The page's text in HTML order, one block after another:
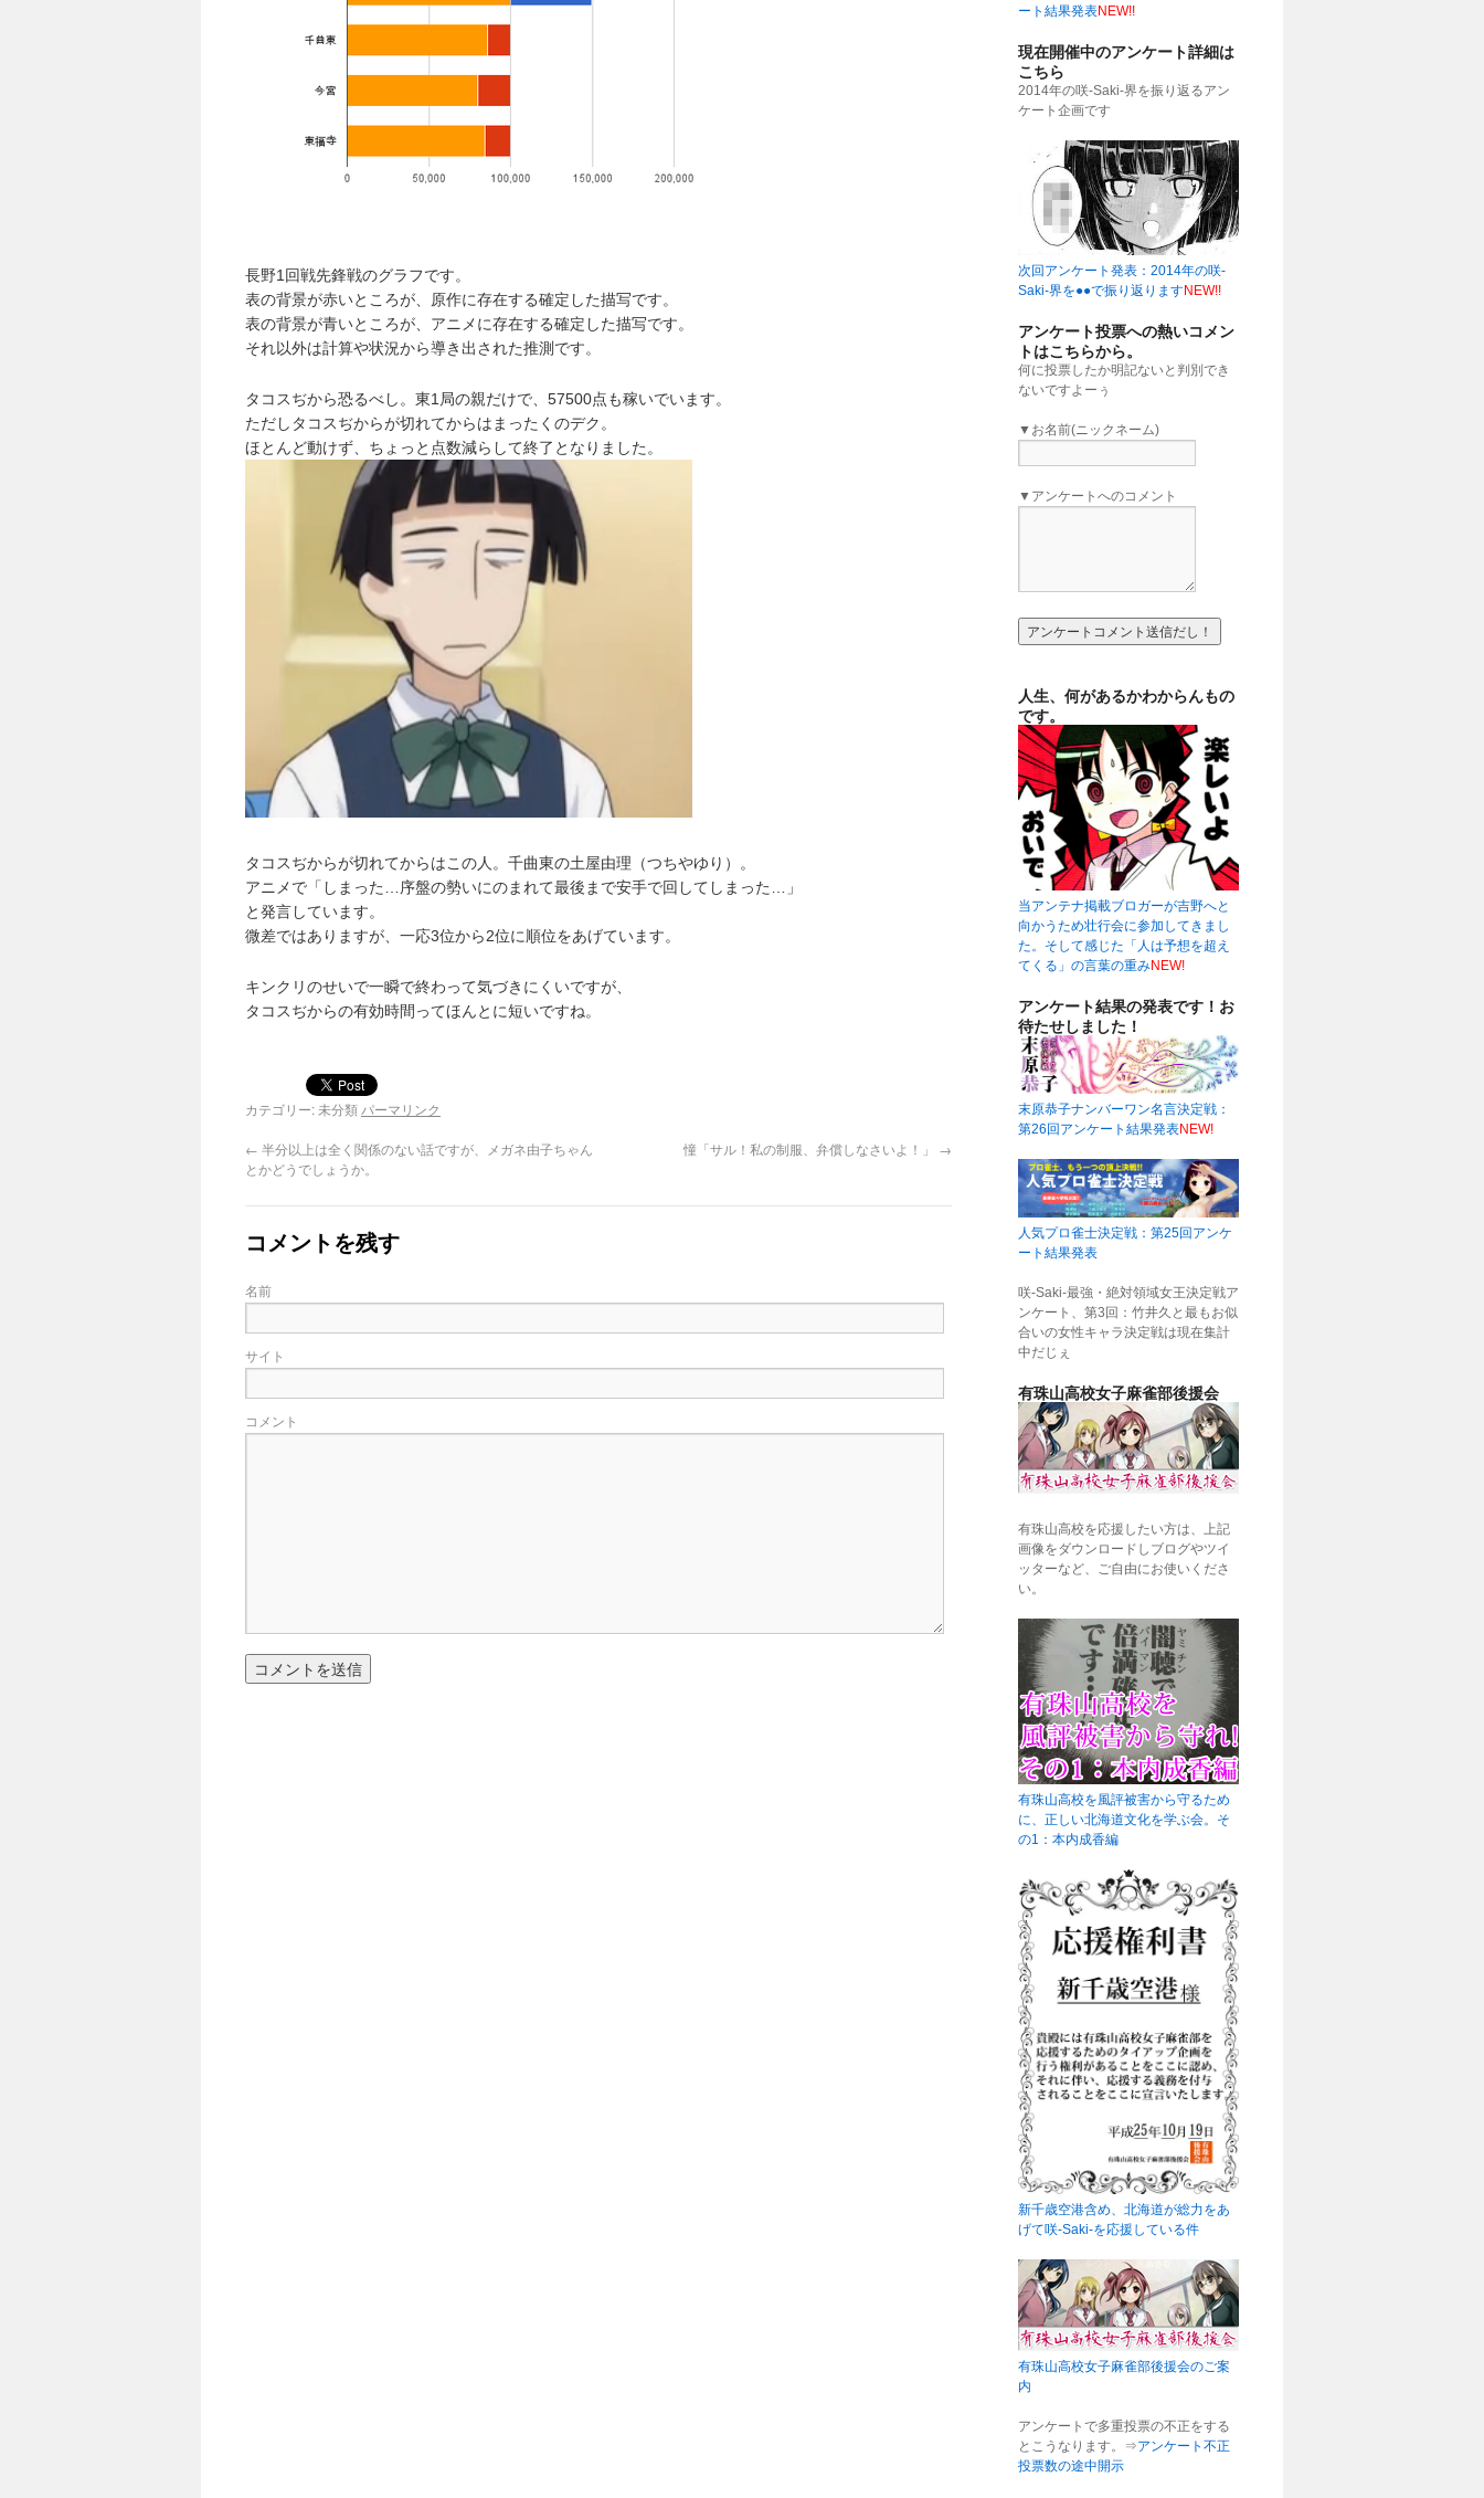
長野1回戦先鋒戦のグラフです。
表の背景が赤いところが、原作に存在する確定した描写です。
表の背景が青いところが、アニメに存在する確定した描写です。
それ以外は計算や状況から導き出された推測です。
タコスぢから恐るべし。東1局の親だけで、57500点も稼いでいます。
ただしタコスぢからが切れてからはまったくのデク。
ほとんど動けず、ちょっと点数減らして終了となりました。
タコスぢからが切れてからはこの人。千曲東の土屋由理（つちやゆり）。
アニメで「しまった…序盤の勢いにのまれて最後まで安手で回してしまった…」
と発言しています。
微差ではありますが、一応3位から2位に順位をあげています。
キンクリのせいで一瞬で終わって気づきにくいですが、
タコスぢからの有効時間ってほんとに短いですね。
カテゴリー: 未分類 パーマリンク
← 半分以上は全く関係のない話ですが、メガネ由子ちゃん
とかどうでしょうか。
憧「サル！私の制服、弁償しなさいよ！」 →
コメントを残す
名前
サイト
コメント
ート結果発表NEW!!
現在開催中のアンケート詳細は
こちら
2014年の咲-Saki-界を振り返るアン
ケート企画です
次回アンケート発表：2014年の咲-
Saki-界を●●で振り返りますNEW!!
アンケート投票への熱いコメン
トはこちらから。
何に投票したか明記ないと判別でき
ないですよーぅ
▼お名前(ニックネーム)
▼アンケートへのコメント
人生、何があるかわからんもの
です。
当アンテナ掲載ブロガーが吉野へと
向かうため壮行会に参加してきまし
た。そして感じた「人は予想を超え
てくる」の言葉の重みNEW!
アンケート結果の発表です！お
待たせしました！
末原恭子ナンバーワン名言決定戦：
第26回アンケート結果発表NEW!
人気プロ雀士決定戦：第25回アンケ
ート結果発表
咲-Saki-最強・絶対領域女王決定戦ア
ンケート、第3回：竹井久と最もお似
合いの女性キャラ決定戦は現在集計
中だじぇ
有珠山高校女子麻雀部後援会
有珠山高校を応援したい方は、上記
画像をダウンロードしブログやツイ
ッターなど、ご自由にお使いくださ
い。
有珠山高校を風評被害から守るため
に、正しい北海道文化を学ぶ会。そ
の1：本内成香編
新千歳空港含め、北海道が総力をあ
げて咲-Saki-を応援している件
有珠山高校女子麻雀部後援会のご案
内
アンケートで多重投票の不正をする
とこうなります。⇒アンケート不正
投票数の途中開示